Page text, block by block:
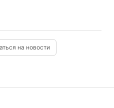
на новости